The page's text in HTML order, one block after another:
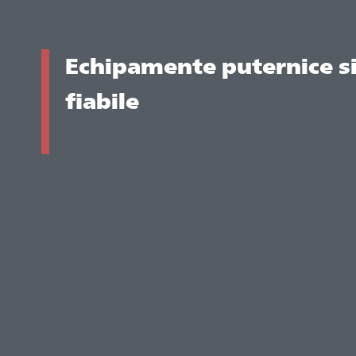
Echipamente puternice
fiabile